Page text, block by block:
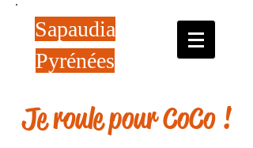
Sapaudia
Pyrénées
Je roule pour CoCo !